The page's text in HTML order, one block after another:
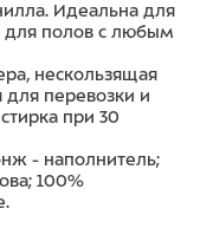
Идеальна для
для полов с любым
нескользящая
для перевозки и
при 30
- наполнитель;
100%